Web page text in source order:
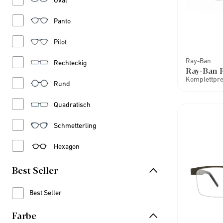
Panto
Refine by Stil: Panto
Pilot
Refine by Stil: Pilot
Rechteckig
Refine by Stil: Rechteckig
Rund
Refine by Stil: Rund
Quadratisch
Refine by Stil: Quadratisch
Schmetterling
Refine by Stil: Schmetterling
Hexagon
Refine by Stil: Hexagon
Best Seller
Best Seller
Refine by Best Seller: Best Seller
Farbe
Ray-Ban
Ray-Ban